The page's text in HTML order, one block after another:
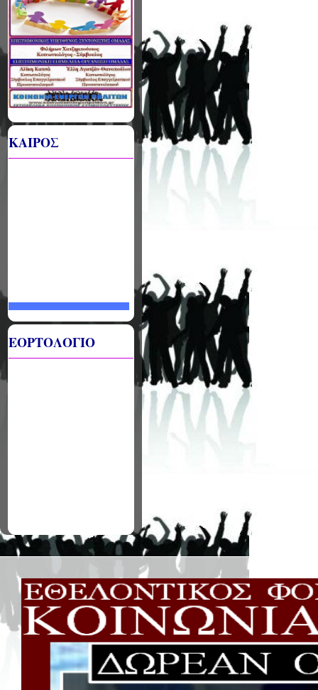
ΚΑΙΡΟΣ
ΕΟΡΤΟΛΟΓΙΟ